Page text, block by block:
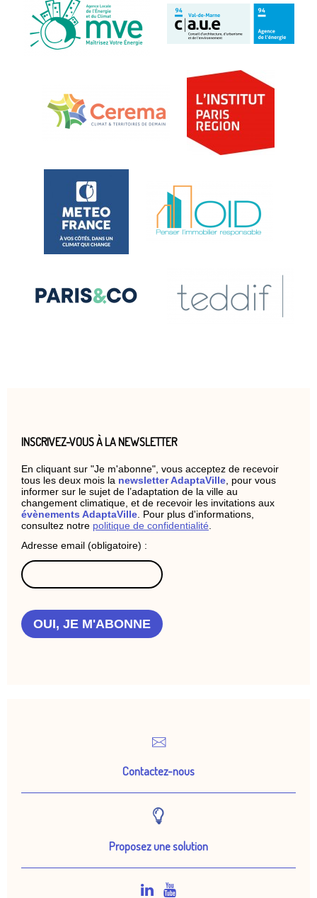
INSCRIVEZ-VOUS À LA NEWSLETTER
En cliquant sur "Je m'abonne", vous acceptez de recevoir
tous les deux mois la newsletter AdaptaVille , pour vous
informer sur le sujet de l’adaptation de la ville au
changement climatique, et de recevoir les invitations aux
évènements AdaptaVille . Pour plus d'informations,
consultez notre politique de confidentialité
Adresse email (obligatoire) :
OUI, JE M'ABONNE
Contactez-nous
Proposez une solution